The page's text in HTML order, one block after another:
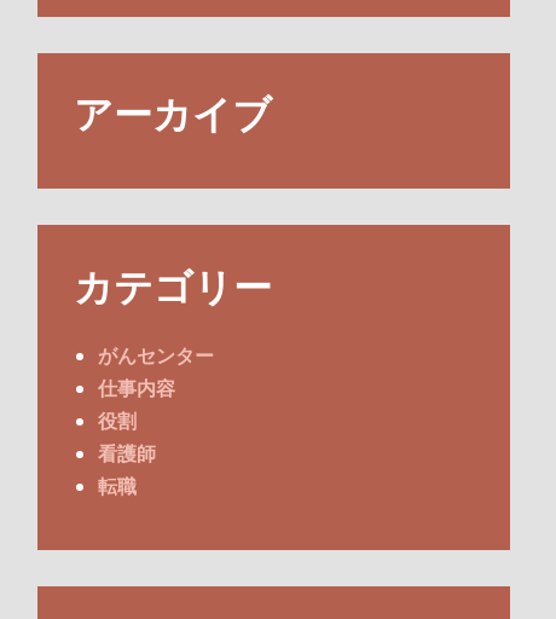
アーカイブ
カテゴリー
がんセンター
仕事内容
役割
看護師
転職